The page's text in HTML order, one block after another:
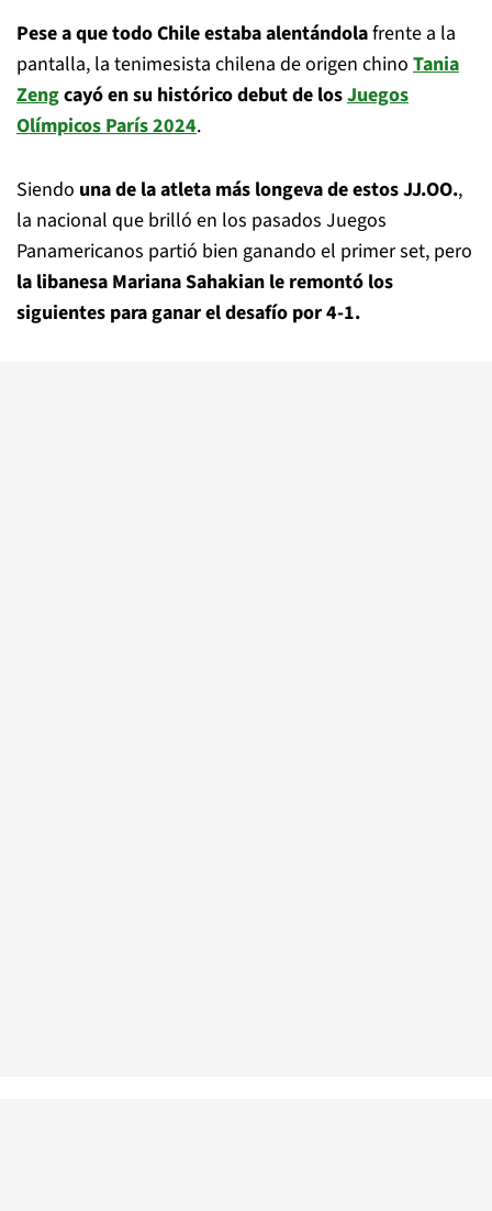
Pese a que todo Chile estaba alentándolafrente a la
pantalla, la tenimesista chilena de origen chino Tania
Zengcayó en su histórico debut de losJuegos
Olímpicos París 2024.
Siendo una de la atleta más longeva de estos JJ.OO.,
la nacional que brilló en los pasados Juegos
Panamericanos partió bien ganando el primer set, pero
la libanesa Mariana Sahakian le remontó los
siguientes para ganar el desafío por 4-1.